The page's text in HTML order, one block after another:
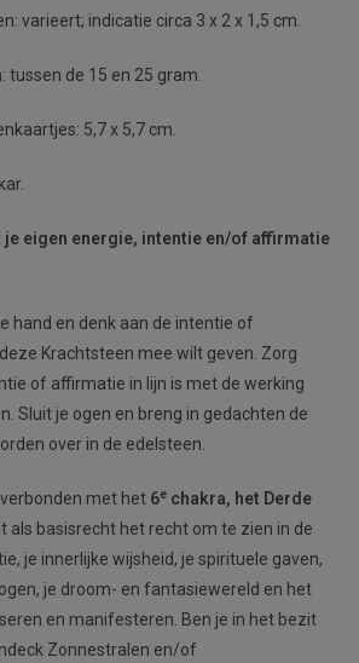
varieert; indicatie circa 3 x 2 x 1,5 cm.
tussen de 15 en 25 gram.
5,7 x 5,7 cm.
je eigen energie, intentie en/of affirmatie
hand en denk aan de intentie of
Krachtsteen mee wilt geven. Zorg
of affirmatie in lijn is met de werking
Sluit je ogen en breng in gedachten de
over in de edelsteen.
met het 6e chakra, het Derde
als basisrecht het recht om te zien in de
je innerlijke wijsheid, je spirituele gaven,
je droom- en fantasiewereld en het
en manifesteren. Ben je in het bezit
Zonnestralen en/of